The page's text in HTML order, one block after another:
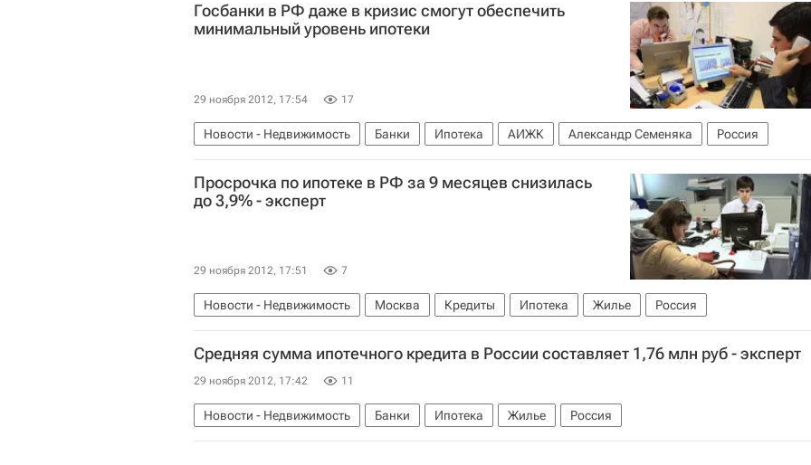
Госбанки в РФ даже в кризис смогут обеспечить
минимальный уровень ипотеки
29 ноября 2012, 17:54 17
Новости - Недвижимость Банки Ипотека АИЖК Александр Семеняка Россия
Просрочка по ипотеке в РФ за 9 месяцев снизилась
до 3,9% - эксперт
29 ноября 2012, 17:51 7
Новости - Недвижимость Москва Кредиты Ипотека Жилье Россия
Средняя сумма ипотечного кредита в России составляет 1,76 млн руб - эксперт
29 ноября 2012, 17:42 11
Новости - Недвижимость Банки Ипотека Жилье Россия